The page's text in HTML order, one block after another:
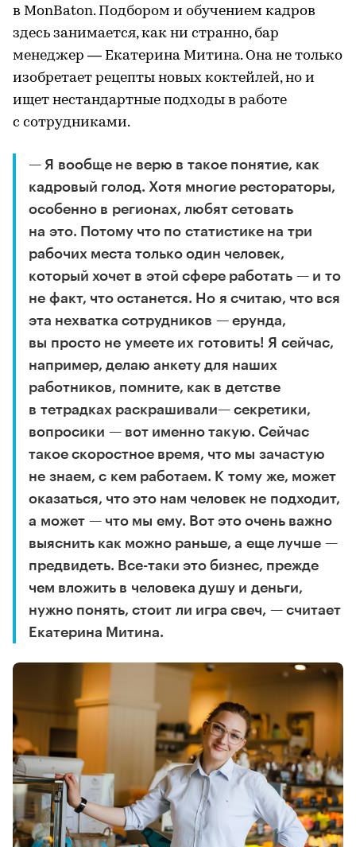
в MonBaton. Подбором и обучением кадров
здесь занимается, как ни странно, бар
менеджер — Екатерина Митина. Она не только
изобретает рецепты новых коктейлей, но и
ищет нестандартные подходы в работе
с сотрудниками.
— Я вообще не верю в такое понятие, как
кадровый голод. Хотя многие рестораторы,
особенно в регионах, любят сетовать
на это. Потому что по статистике на три
рабочих места только один человек,
который хочет в этой сфере работать — и то
не факт, что останется. Но я считаю, что вся
эта нехватка сотрудников — ерунда,
вы просто не умеете их готовить! Я сейчас,
например, делаю анкету для наших
работников, помните, как в детстве
в тетрадках раскрашивали— секретики,
вопросики — вот именно такую. Сейчас
такое скоростное время, что мы зачастую
не знаем, с кем работаем. К тому же, может
оказаться, что это нам человек не подходит,
а может — что мы ему. Вот это очень важно
выяснить как можно раньше, а еще лучше —
предвидеть. Все-таки это бизнес, прежде
чем вложить в человека душу и деньги,
нужно понять, стоит ли игра свеч, — считает
Екатерина Митина.